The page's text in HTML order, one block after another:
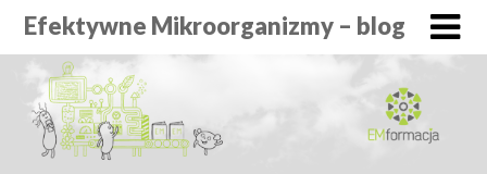
Efektywne Mikroorganizmy – blog